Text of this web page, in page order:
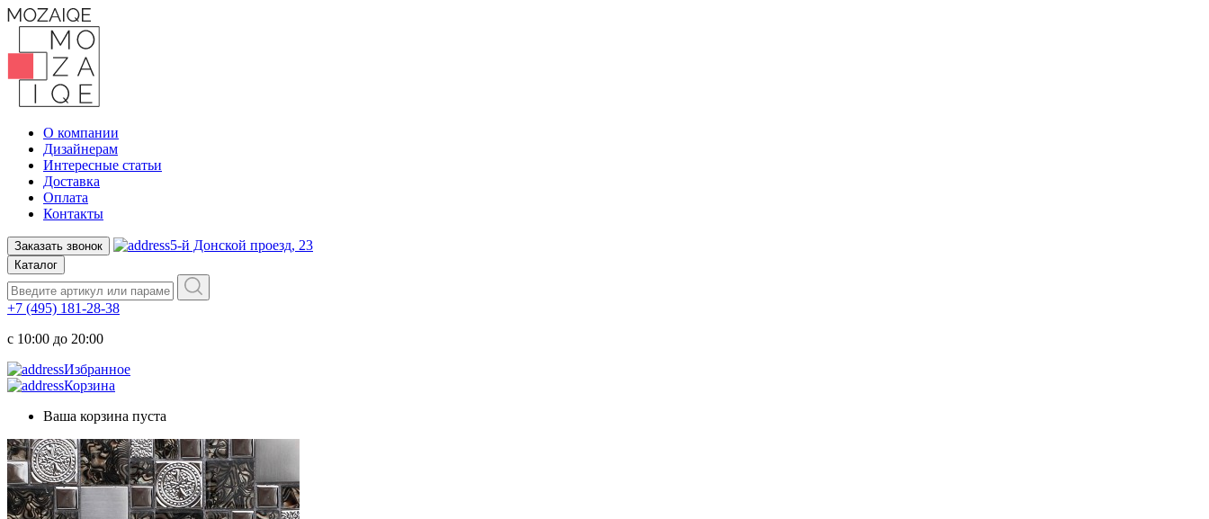
О компании
Дизайнерам
Интересные статьи
Доставка
Оплата
Контакты
Заказать звонок 5-й Донской проезд, 23
Каталог
+7 (495) 181-28-38
c 10:00 до 20:00
Избранное
Корзина
Ваша корзина пуста